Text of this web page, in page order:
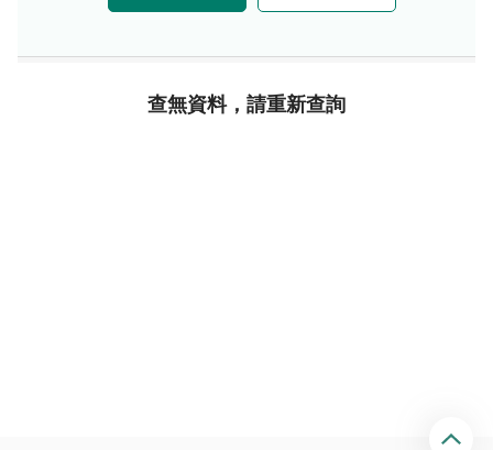
查無資料，請重新查詢
回
頂
端